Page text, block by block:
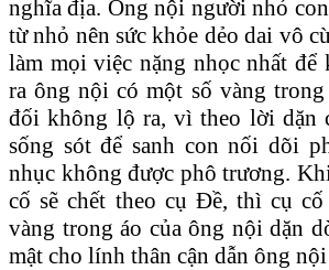
nghĩa địa. Ông nội người nhỏ
từ nhỏ nên sức khỏe dẻo dai vô
làm mọi việc nặng nhọc nhất để
ra ông nội có một số vàng
đối không lộ ra, vì theo lời dặn
sống sót để sanh con nối dõi
nhục không được phô trương.
cố sẽ chết theo cụ Đề, thì cụ
vàng trong áo của ông nội dặn
mật cho lính thân cận dẫn ông